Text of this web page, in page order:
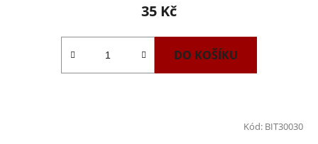
35 Kč
DO KOŠÍKU
Kód: BIT30030